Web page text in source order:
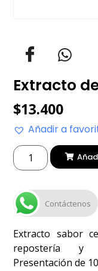
Extracto
$13.400
Añadir a
Contáctenos
Extracto sabor
repostería y
Presentación de